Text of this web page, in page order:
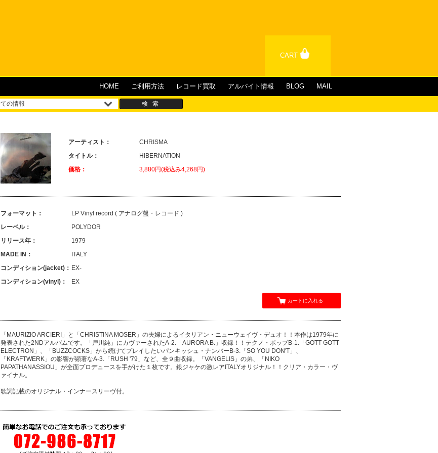
CART
HOME ご利用方法 レコード買取 アルバイト情報 BLOG MAIL
アーティスト：
CHRISMA
タイトル：
HIBERNATION
価格：
3,880円(税込み4,268円)
フォーマット：
LP Vinyl record ( アナログ盤・レコード )
レーベル：
POLYDOR
リリース年：
1979
MADE IN：
ITALY
コンディション(jacket)： EX-
コンディション(vinyl)：
EX
カートに入れる
「MAURIZIO ARCIERI」と「CHRISTINA MOSER」の夫婦によるイタリアン・ニューウェイヴ・デュオ！！本作は1979年に
発表された2NDアルバムです。「戸川純」にカヴァーされたA-2.「AURORA B.」収録！！テクノ・ポップB-1.「GOTT GOTT
ELECTRON」、「BUZZCOCKS」から続けてプレイしたいパンキッシュ・ナンバーB-3.「SO YOU DON'T」、
「KRAFTWERK」の影響が顕著なA-3.「RUSH '79」など、全９曲収録。「VANGELIS」の弟、「NIKO
PAPATHANASSIOU」が全面プロデュースを手がけた１枚です。銀ジャケの激レアITALYオリジナル！！クリア・カラー・ヴ
ァイナル。
歌詞記載のオリジナル・インナースリーヴ付。